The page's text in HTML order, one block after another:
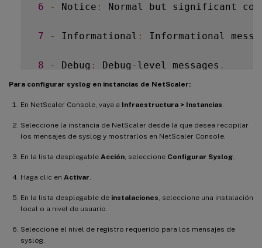
6 - Notice : Normal but significant
7 - Informational : Informational
8 - Debug : Debug - level messages .
Para configurar syslog en instancias de NetScaler:
En NetScaler Console, vaya a Infraestructura > Instancias
Seleccione la instancia de NetScaler desde la que desea recopilar
los mensajes de syslog y mostrarlos en NetScaler Console.
En la lista desplegable Acción , seleccione Configurar Syslog
Haga clic en Activar
En la lista desplegable de instalaciones , seleccione una instalación
local o a nivel de usuario.
Seleccione el nivel de registro requerido para los mensajes de
syslog.